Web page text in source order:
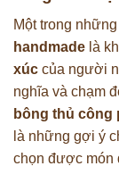
Một trong
handmade là
xúc của người
nghĩa và chạm
bông thủ
là những gợi ý
chọn được món